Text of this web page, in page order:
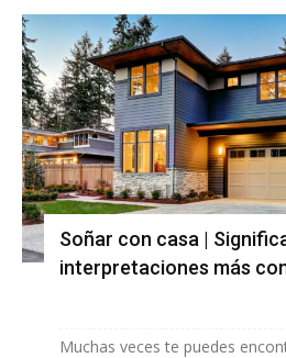
Soñar con casa |
interpretaciones más
Muchas veces te puedes